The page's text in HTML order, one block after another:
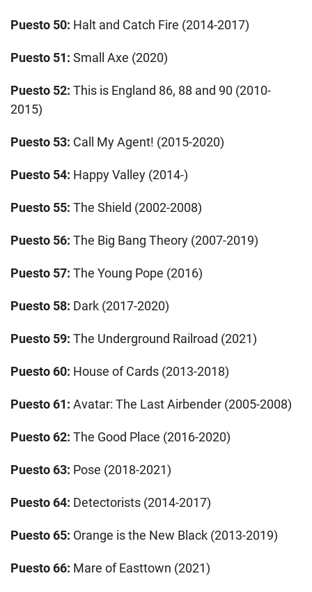
Puesto 50: Halt and Catch Fire (2014-2017)
Puesto 51: Small Axe (2020)
Puesto 52: This is England 86, 88 and 90 (2010-
2015)
Puesto 53: Call My Agent! (2015-2020)
Puesto 54: Happy Valley (2014-)
Puesto 55: The Shield (2002-2008)
Puesto 56: The Big Bang Theory (2007-2019)
Puesto 57: The Young Pope (2016)
Puesto 58: Dark (2017-2020)
Puesto 59: The Underground Railroad (2021)
Puesto 60: House of Cards (2013-2018)
Puesto 61: Avatar: The Last Airbender (2005-2008)
Puesto 62: The Good Place (2016-2020)
Puesto 63: Pose (2018-2021)
Puesto 64: Detectorists (2014-2017)
Puesto 65: Orange is the New Black (2013-2019)
Puesto 66: Mare of Easttown (2021)